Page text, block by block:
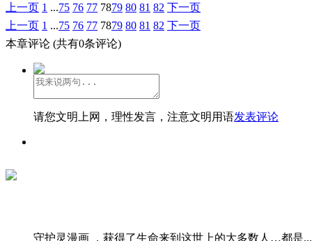
上一页 1 ...75 76 77 7879 80 81 82 下一页
上一页 1 ...75 76 77 7879 80 81 82 下一页
本章评论 (共有0条评论)
请您文明上网，理性发言，注意文明用语发表评论
守护灵漫画 ，获得了生命来到这世上的大多数人…都是...